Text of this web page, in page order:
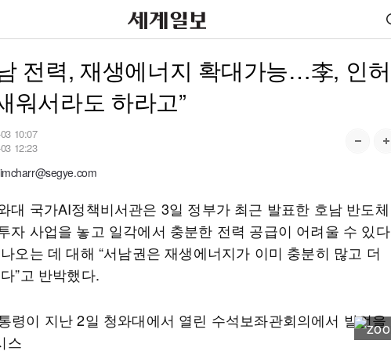
전력, 재생에너지 확대가능…李, 인허
워서라도 하라고”
10:07
12:23
대 국가AI정책비서관은 3일 정부가 최근 발표한 호남 반도체
자 사업을 놓고 일각에서 충분한 전력 공급이 어려울 수 있다
오는 데 대해 “서남권은 재생에너지가 이미 충분히 많고 더
”고 반박했다.